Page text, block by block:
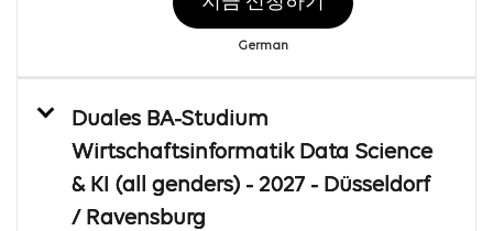
German
Duales BA-Studium
Wirtschaftsinformatik Data Science
& KI (all genders) - 2027 - Düsseldorf
/ Ravensburg